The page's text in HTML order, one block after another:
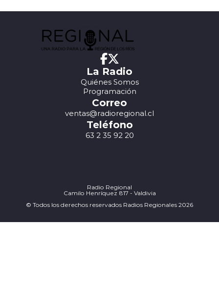
La Radio
Quiénes Somos
Programación
Correo
ventas@radioregional.cl
Teléfono
63 2 35 92 20
Radio Regional
Camilo Henríquez 817 - Valdivia
© Todos los derechos reservados Radios Regionales 2026